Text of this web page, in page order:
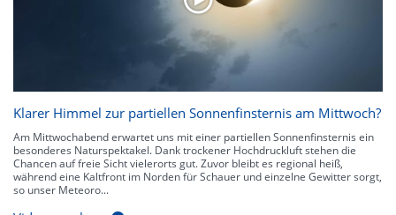
Klarer Himmel zur partiellen Sonnenfinsternis am Mittwoch?
Am Mittwochabend erwartet uns mit einer partiellen Sonnenfinsternis ein
besonderes Naturspektakel. Dank trockener Hochdruckluft stehen die
Chancen auf freie Sicht vielerorts gut. Zuvor bleibt es regional heiß,
während eine Kaltfront im Norden für Schauer und einzelne Gewitter sorgt,
so unser Meteoro...